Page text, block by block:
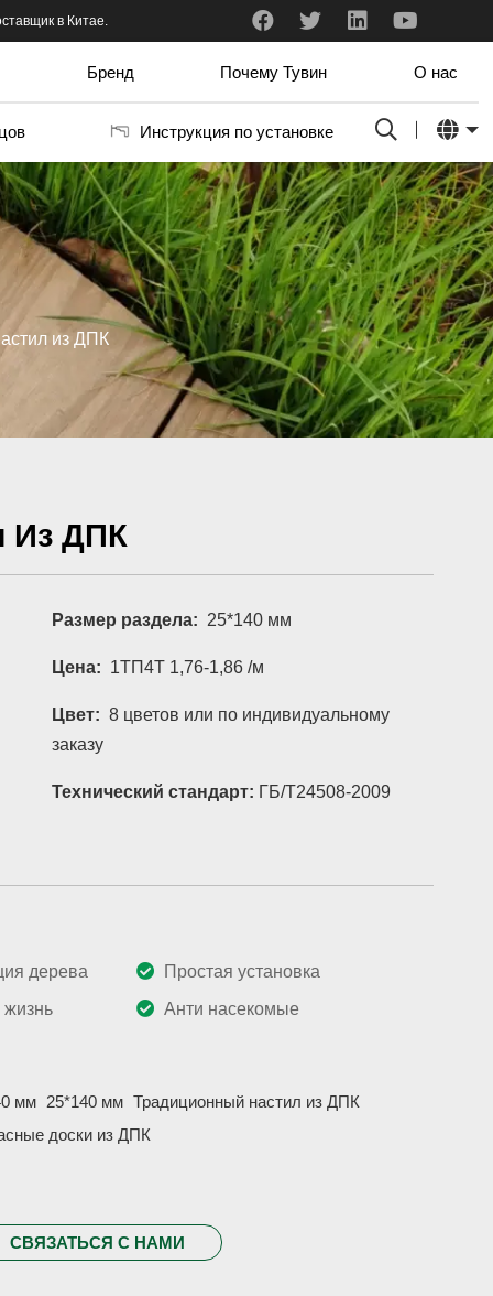
и профессиональный.
в Китае.
Бренд Почему Тувин О нас
Инструкция по установке
из ДПК
Из ДПК
Размер раздела: 25*140 мм
Цена: 1ТП4Т 1,76-1,86 /м
Цвет: 8 цветов или по индивидуальному
заказу
Технический стандарт: ГБ/Т24508-2009
дерева
Простая установка
жизнь
Анти насекомые
мм 25*140 мм Традиционный настил из ДПК
доски из ДПК
СВЯЗАТЬСЯ С НАМИ